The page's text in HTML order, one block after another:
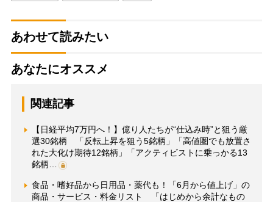
あわせて読みたい
あなたにオススメ
関連記事
【日経平均7万円へ！】億り人たちが“仕込み時”と狙う厳
選30銘柄 「反転上昇を狙う5銘柄」「高値圏でも放置さ
れた大化け期待12銘柄」「アクティビストに乗っかる13
銘柄…
食品・嗜好品から日用品・薬代も！「6月から値上げ」の
商品・サービス・料金リスト 「はじめから余計なもの